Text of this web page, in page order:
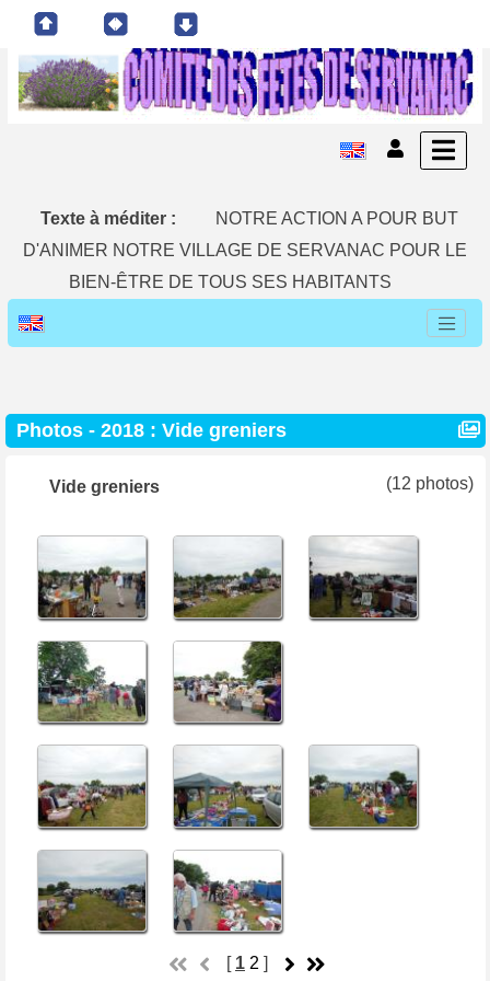
Texte à méditer :
NOTRE ACTION A POUR BUT
D'ANIMER NOTRE VILLAGE DE SERVANAC POUR LE
BIEN-ÊTRE DE TOUS SES HABITANTS
Photos - 2018 : Vide greniers
Vide greniers (12 photos)
[ 1 2 ]